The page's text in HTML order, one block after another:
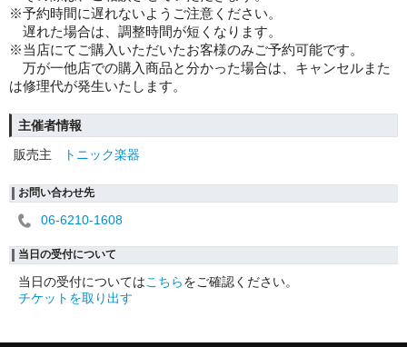
※予約時間に遅れないようご注意ください。
遅れた場合は、調整時間が短くなります。
※当店にてご購入いただいたお客様のみご予約可能です。
万が一他店での購入商品と分かった場合は、キャンセルまた
は修理代が発生いたします。
主催者情報
販売主
トニック楽器
お問い合わせ先
06-6210-1608
当日の受付について
当日の受付についてはこちらをご確認ください。
チケットを取り出す